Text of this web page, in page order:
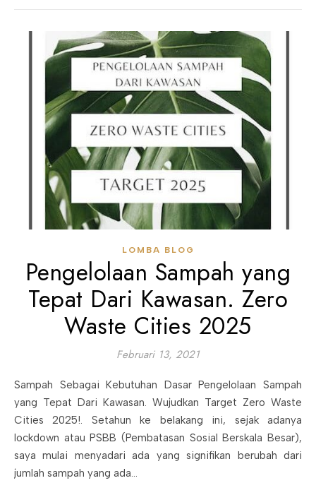
LOMBA BLOG
Pengelolaan Sampah yang
Tepat Dari Kawasan. Zero
Waste Cities 2025
Februari 13, 2021
Sampah Sebagai Kebutuhan Dasar Pengelolaan Sampah
yang Tepat Dari Kawasan. Wujudkan Target Zero Waste
Cities 2025!. Setahun ke belakang ini, sejak adanya
lockdown atau PSBB (Pembatasan Sosial Berskala Besar),
saya mulai menyadari ada yang signifikan berubah dari
jumlah sampah yang ada…